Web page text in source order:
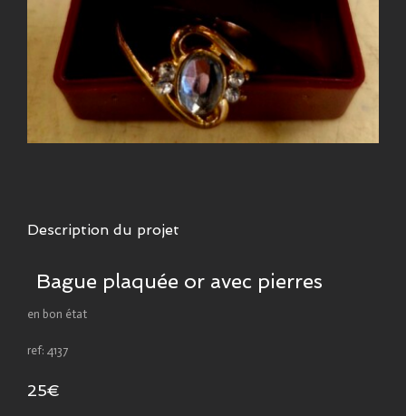
Description du projet
Bague plaquée or avec pierres
en bon état
ref: 4137
25€